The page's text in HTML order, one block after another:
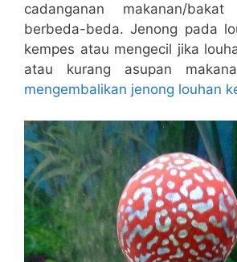
cadanganan makanan/
berbeda-beda. Jenong pada
kempes atau mengecil jika
atau kurang asupan
mengembalikan jenong louhan